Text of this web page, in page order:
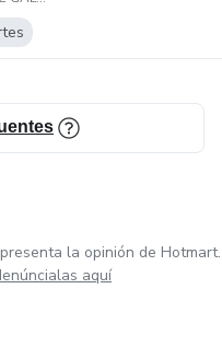
la opinión de Hotmart.
aquí